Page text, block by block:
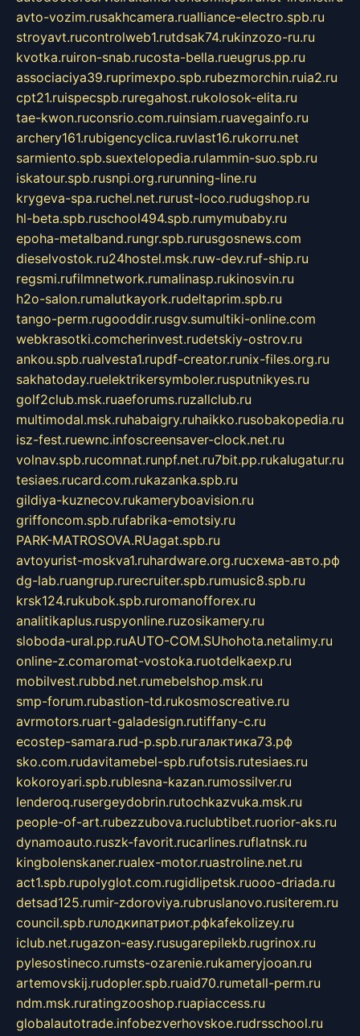
avto-vozim.rusakhcamera.rualliance-electro.spb.ru
stroyavt.rucontrolweb1.rutdsak74.rukinzozo-ru.ru
kvotka.ruiron-snab.rucosta-bella.rueugrus.pp.ru
associaciya39.ruprimexpo.spb.rubezmorchin.ruia2.ru
cpt21.ruispecspb.ruregahost.rukolosok-elita.ru
tae-kwon.ruconsrio.com.ruinsiam.ruavegainfo.ru
archery161.rubigencyclica.ruvlast16.rukorru.net
sarmiento.spb.suextelopedia.rulammin-suo.spb.ru
iskatour.spb.rusnpi.org.rurunning-line.ru
krygeva-spa.ruchel.net.rurust-loco.rudugshop.ru
hl-beta.spb.ruschool494.spb.rumymubaby.ru
epoha-metalband.rungr.spb.rurusgosnews.com
dieselvostok.ru24hostel.msk.ruw-dev.ruf-ship.ru
regsmi.rufilmnetwork.rumalinasp.rukinosvin.ru
h2o-salon.rumalutkayork.rudeltaprim.spb.ru
tango-perm.rugooddir.rusgv.sumultiki-online.com
webkrasotki.comcherinvest.rudetskiy-ostrov.ru
ankou.spb.rualvesta1.rupdf-creator.runix-files.org.ru
sakhatoday.ruelektrikersymboler.rusputnikyes.ru
golf2club.msk.ruaeforums.ruzallclub.ru
multimodal.msk.ruhabaigry.ruhaikko.rusobakopedia.ru
isz-fest.ruewnc.infoscreensaver-clock.net.ru
volnav.spb.rucomnat.runpf.net.ru7bit.pp.rukalugatur.ru
tesiaes.rucard.com.rukazanka.spb.ru
gildiya-kuznecov.rukameryboavision.ru
griffoncom.spb.rufabrika-emotsiy.ru
PARK-MATROSOVA.RUagat.spb.ru
avtoyurist-moskva1.ruhardware.org.ruсхема-авто.рф
dg-lab.ruangrup.rurecruiter.spb.rumusic8.spb.ru
krsk124.rukubok.spb.ruromanofforex.ru
analitikaplus.ruspyonline.ruzosikamery.ru
sloboda-ural.pp.ruAUTO-COM.SUhohota.netalimy.ru
online-z.comaromat-vostoka.ruotdelkaexp.ru
mobilvest.rubbd.net.rumebelshop.msk.ru
smp-forum.rubastion-td.rukosmoscreative.ru
avrmotors.ruart-galadesign.rutiffany-c.ru
ecostep-samara.rud-p.spb.ruгалактика73.рф
sko.com.rudavitamebel-spb.rufotsis.rutesiaes.ru
kokoroyari.spb.rublesna-kazan.rumossilver.ru
lenderoq.rusergeydobrin.rutochkazvuka.msk.ru
people-of-art.rubezzubova.ruclubtibet.ruorior-aks.ru
dynamoauto.ruszk-favorit.rucarlines.ruflatnsk.ru
kingbolenskaner.rualex-motor.ruastroline.net.ru
act1.spb.rupolyglot.com.rugidlipetsk.ruooo-driada.ru
detsad125.rumir-zdoroviya.rubruslanovo.rusiterem.ru
council.spb.ruлодкипатриот.рфkafekolizey.ru
iclub.net.rugazon-easy.rusugarepilekb.rugrinox.ru
pylesostineco.rumsts-ozarenie.rukameryjooan.ru
artemovskij.rudopler.spb.ruaid70.rumetall-perm.ru
ndm.msk.ruratingzooshop.ruapiaccess.ru
globalautotrade.infobezverhovskoe.rudrsschool.ru